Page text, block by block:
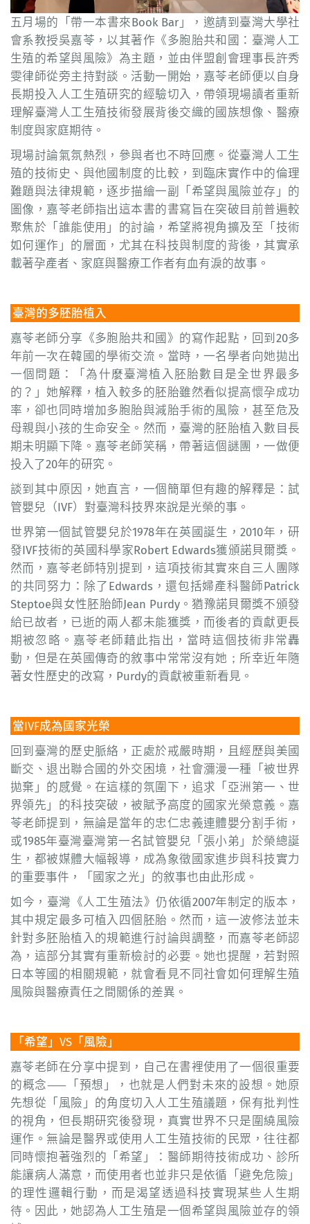
五月場的「帶一本書來Book Bar」，邀請到臺灣大學社
會系教授吳嘉苓，以其著作《多胞胎共和國：臺灣人工
生殖的希望與風險》為主題，並由伴盟創會理事長許秀
雯律師從旁主持對談。活動一開始，嘉苓老師便以自身
長期投入人工生殖研究的經驗切入，帶領現場讀者重新
理解臺灣人工生殖技術發展背後交織的國族想像、醫療
制度與家庭期待。
現場討論氣氛熱烈，參與者也不時回應。從臺灣人工生
殖的技術史、與他國制度的比較，到臨床實作中的倫理
難題與法律規範，逐步描繪一副「希望與風險並存」的
圖像，嘉苓老師指出這本書的書寫旨在突破目前普遍較
聚焦於「誰能使用」的討論，希望將視角擴及至「技術
如何運作」的層面，尤其在科技與制度的背後，其實承
載著孕產者、家庭與醫療工作者有血有淚的故事。
臺灣的多胚胎植入
嘉苓老師分享《多胞胎共和國》的寫作起點，回到20多
年前一次在韓國的學術交流。當時，一名學者向她拋出
一個問題：「為什麼臺灣植入胚胎數目是全世界最多
的？」她解釋，植入較多的胚胎雖然看似提高懷孕成功
率，卻也同時增加多胞胎與減胎手術的風險，甚至危及
母親與小孩的生命安全。然而，臺灣的胚胎植入數目長
期未明顯下降。嘉苓老師笑稱，帶著這個謎團，一做便
投入了20年的研究。
談到其中原因，她直言，一個簡單但有趣的解釋是：試
管嬰兒（IVF）對臺灣科技界來說是光榮的事。
世界第一個試管嬰兒於1978年在英國誕生，2010年，研
發IVF技術的英國科學家Robert Edwards獲頒諾貝爾獎。
然而，嘉苓老師特別提到，這項技術其實來自三人團隊
的共同努力：除了Edwards，還包括婦產科醫師Patrick
Steptoe與女性胚胎師Jean Purdy。猶豫諾貝爾獎不頒發
給已故者，已逝的兩人都未能獲獎，而後者的貢獻更長
期被忽略。嘉苓老師藉此指出，當時這個技術非常轟
動，但是在英國傳奇的敘事中常常沒有她；所幸近年隨
著女性歷史的改寫，Purdy的貢獻被重新看見。
當IVF成為國家光榮
回到臺灣的歷史脈絡，正處於戒嚴時期，且經歷與美國
斷交、退出聯合國的外交困境，社會瀰漫一種「被世界
拋棄」的感覺。在這樣的氛圍下，追求「亞洲第一、世
界領先」的科技突破，被賦予高度的國家光榮意義。嘉
苓老師提到，無論是當年的忠仁忠義連體嬰分割手術，
或1985年臺灣臺灣第一名試管嬰兒「張小弟」於榮總誕
生，都被媒體大幅報導，成為象徵國家進步與科技實力
的重要事件，「國家之光」的敘事也由此形成。
如今，臺灣《人工生殖法》仍依循2007年制定的版本，
其中規定最多可植入四個胚胎。然而，這一波修法並未
針對多胚胎植入的規範進行討論與調整，而嘉苓老師認
為，這部分其實有重新檢討的必要。她也提醒，若對照
日本等國的相關規範，就會看見不同社會如何理解生殖
風險與醫療責任之間關係的差異。
「希望」VS「風險」
嘉苓老師在分享中提到，自己在書裡使用了一個很重要
的概念——「預想」，也就是人們對未來的設想。她原
先想從「風險」的角度切入人工生殖議題，保有批判性
的視角，但長期研究後發現，真實世界不只是圍繞風險
運作。無論是醫界或使用人工生殖技術的民眾，往往都
同時懷抱著強烈的「希望」：醫師期待技術成功、診所
能讓病人滿意，而使用者也並非只是依循「避免危險」
的理性邏輯行動，而是渴望透過科技實現某些人生期
待。因此，她認為人工生殖是一個希望與風險並存的領